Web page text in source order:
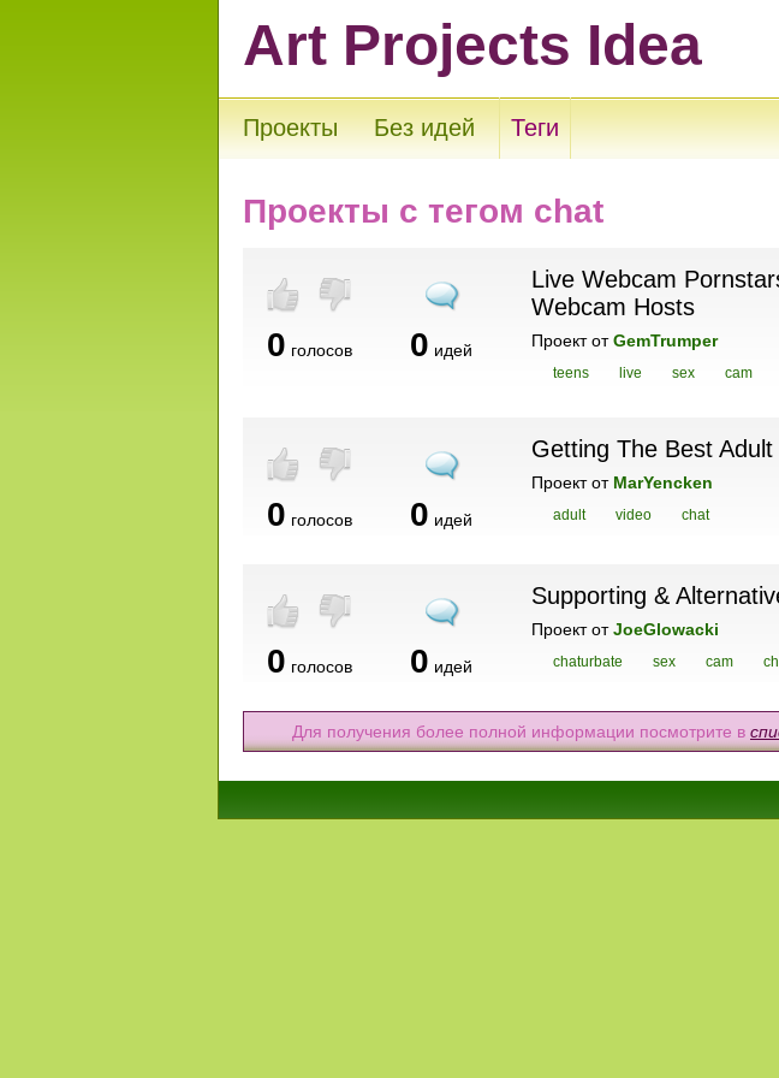
Art Projects Idea
Проекты Без идей Теги
Проекты с тегом chat
0 голосов 0 идей
Live Webcam
Webcam Hosts
Проект отGemTrumper
teens live sex cam
0 голосов 0 идей
Getting The Best
Проект от MarYencken
adult video chat
0 голосов 0 идей
Supporting &
Проект отJoeGlowacki
chaturbate sex cam
Для получения более полной информации посмотрите в